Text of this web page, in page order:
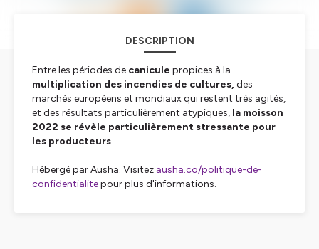
DESCRIPTION
Entre les périodes de canicule propices à la
multiplication des incendies de cultures, des
marchés européens et mondiaux qui restent très agités,
et des résultats particulièrement atypiques, la moisson
2022 se révèle particulièrement stressante pour
les producteurs.
Hébergé par Ausha. Visitez ausha.co/politique-de-
confidentialitepour plus d'informations.